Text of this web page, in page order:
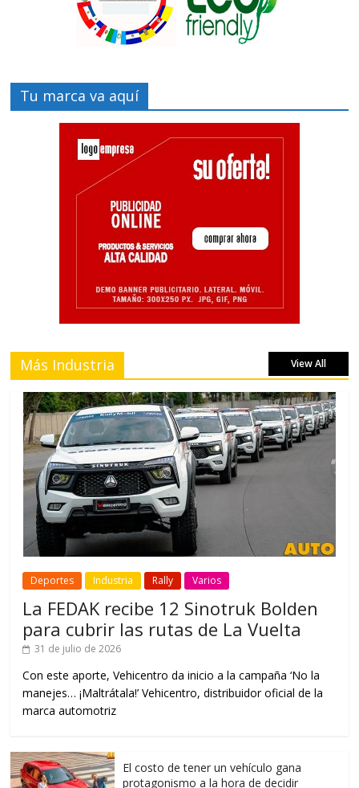
Tu marca va aquí
Más Industria View All
Deportes Industria Rally Varios
La FEDAK recibe 12 Sinotruk Bolden
para cubrir las rutas de La Vuelta
31 de julio de 2026
Con este aporte, Vehicentro da inicio a la campaña ‘No la
manejes… ¡Maltrátala!’ Vehicentro, distribuidor oficial de la
marca automotriz
El costo de tener un vehículo gana
protagonismo a la hora de decidir